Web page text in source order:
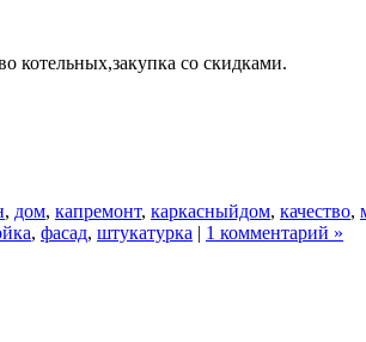
котельных,закупка со скидками.
, дом, капремонт, каркасныйдом, качество,
, фасад, штукатурка | 1 комментарий »